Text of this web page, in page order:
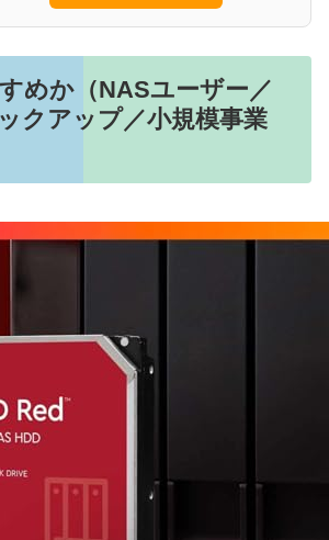
めか（NASユーザー／
クアップ／小規模事業